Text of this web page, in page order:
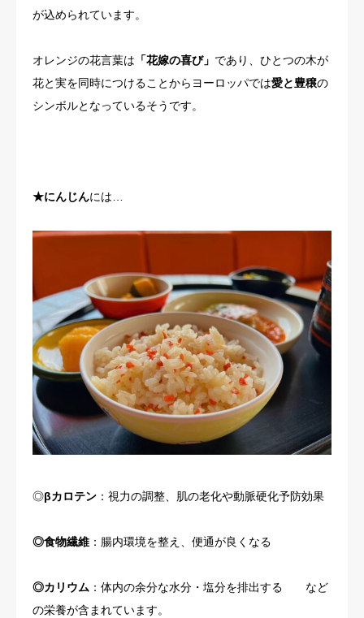
が込められています。
オレンジの花言葉は 「花嫁の喜び」 であり、ひとつの木が
花と実を同時につけることからヨーロッパでは愛と豊穣の
シンボルとなっているそうです。
★にんじんには…
◎βカロテン ：視力の調整、肌の老化や動脈硬化予防効果
◎食物繊維 ：腸内環境を整え、便通が良くなる
◎カリウム ：体内の余分な水分・塩分を排出する など
の栄養が含まれています。